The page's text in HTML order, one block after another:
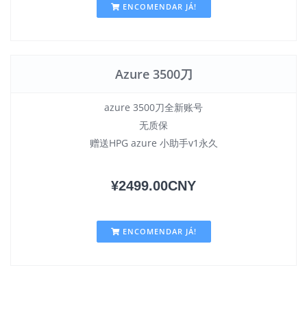
ENCOMENDAR JÁ!
Azure 3500刀
azure 3500刀全新账号
无质保
赠送HPG azure 小助手v1永久
¥2499.00CNY
ENCOMENDAR JÁ!